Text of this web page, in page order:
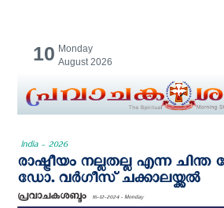
10 Monday
August 2026
India - 2026
രാഷ്ട്രീയം നല്ലതല്ല എന്ന
ഡോ. വർഗീസ് ചക്കാലയ്ക്കൽ
പ്രവാചകശബ്ദം 16-12-2024 - Monday